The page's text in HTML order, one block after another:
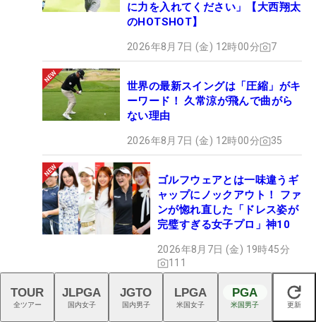
に力を入れてください」【大西翔太
のHOTSHOT】
2026年8月7日 (金) 12時00分 7
世界の最新スイングは「圧縮」がキ
ーワード！ 久常涼が飛んで曲がら
ない理由
2026年8月7日 (金) 12時00分 35
ゴルフウェアとは一味違うギ
ャップにノックアウト！ ファ
ンが惚れ直した「ドレス姿が
完璧すぎる女子プロ」神10
2026年8月7日 (金) 19時45分
111
首位発進もグリーン上での開眼
も“10年ぶり” 金田久美子「あと1
閉じる
TOUR
全ツアー
JLPGA
国内女子
JGTO
国内男子
LPGA
米国女子
PGA
米国男子 更新